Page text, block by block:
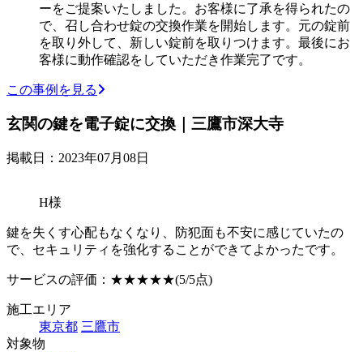
ーをご提案いたしました。お客様に了承を得られたの
で、召し合わせ錠の交換作業を開始します。元の錠前
を取り外して、新しい錠前を取りつけます。最後にお
客様に動作確認をしていただき作業完了です。
この事例を見る
玄関の鍵を電子錠に交換｜三鷹市深大寺
掲載日：2023年07月08日
H様
鍵を失くす心配もなくなり、防犯面も不安に感じていたの
で、セキュリティを強化することができてよかったです。
サービスの評価： ★★★★★(5/5点)
施工エリア
東京都 三鷹市
対象物